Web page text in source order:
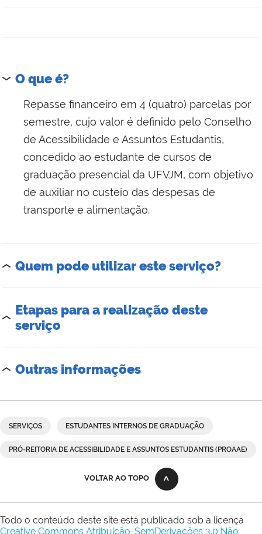
O que é?
Repasse financeiro em 4 (quatro) parcelas por
semestre, cujo valor é definido pelo Conselho
de Acessibilidade e Assuntos Estudantis,
concedido ao estudante de cursos de
graduação presencial da UFVJM, com objetivo
de auxiliar no custeio das despesas de
transporte e alimentação.
Quem pode utilizar este serviço?
Etapas para a realização deste
serviço
Outras informações
SERVIÇOS ESTUDANTES INTERNOS DE GRADUAÇÃO
PRÓ-REITORIA DE ACESSIBILIDADE E ASSUNTOS ESTUDANTIS (PROAAE)
VOLTAR AO TOPO
Todo o conteúdo deste site está publicado sob a licença
Creative Commons Atribuição-SemDerivações 3.0 Não